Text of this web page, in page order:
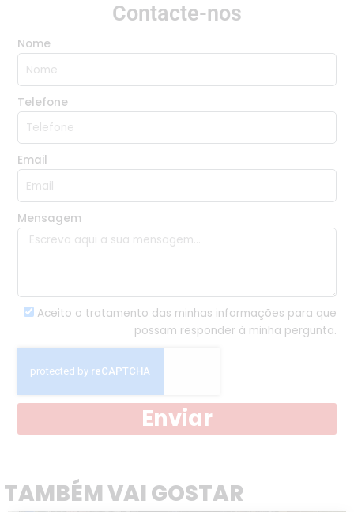
Contacte-nos
Nome
Telefone
Email
Mensagem
Aceito o tratamento das minhas informações para que
possam responder à minha pergunta.
Enviar
TAMBÉM VAI GOSTAR